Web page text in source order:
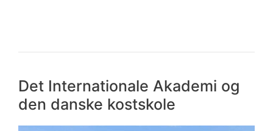
Det Internationale Akademi og
den danske kostskole